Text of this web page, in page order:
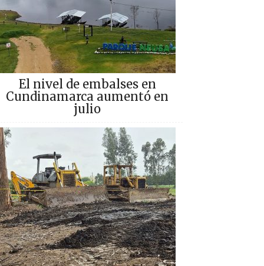
El nivel de embalses en
Cundinamarca aumentó en
julio